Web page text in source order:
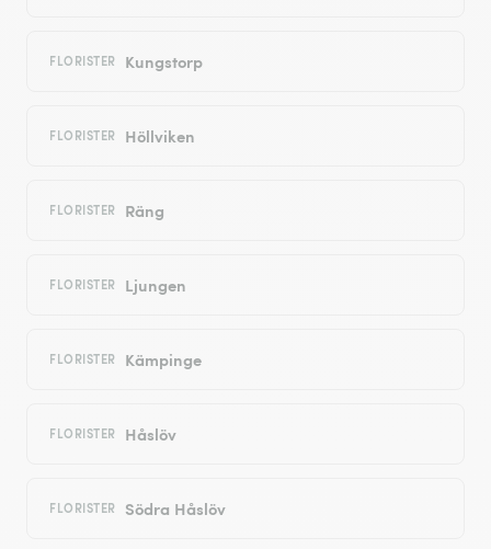
FLORISTER Kungstorp
FLORISTER Höllviken
FLORISTER Räng
FLORISTER Ljungen
FLORISTER Kämpinge
FLORISTER Håslöv
FLORISTER Södra Håslöv